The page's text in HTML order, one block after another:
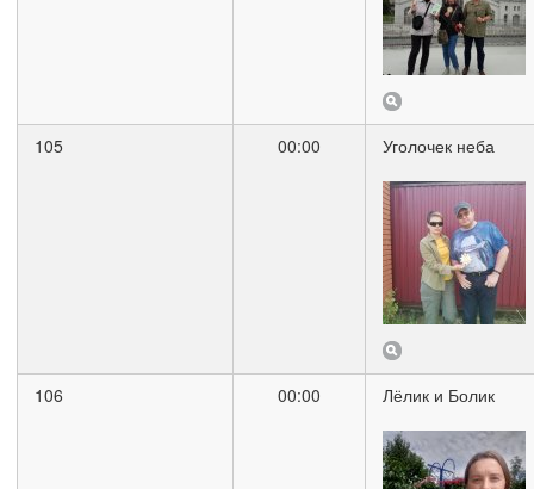
105 00:00 Уголочек неба
106 00:00 Лёлик и Болик